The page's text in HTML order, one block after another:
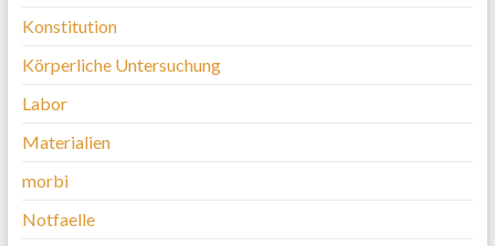
Konstitution
Körperliche Untersuchung
Labor
Materialien
morbi
Notfaelle